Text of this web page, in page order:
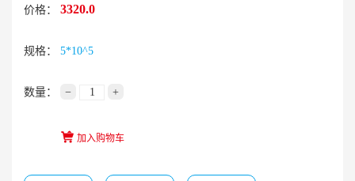
价格： 3320.0
规格： 5*10^5
数量： − +
加入购物车